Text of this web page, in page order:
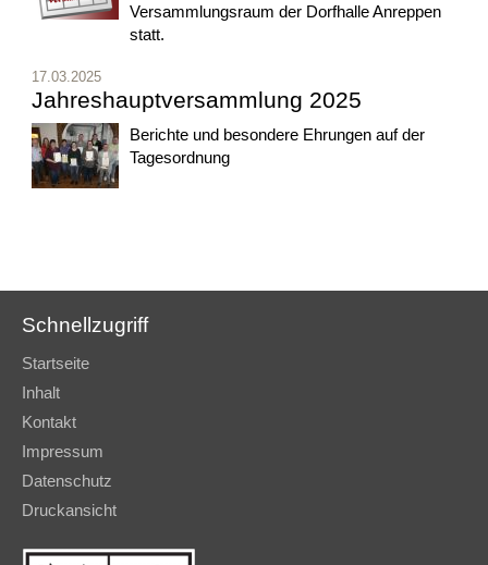
Versammlungsraum der Dorfhalle Anreppen
statt.
17.03.2025
Jahreshauptversammlung 2025
Berichte und besondere Ehrungen auf der
Tagesordnung
Schnellzugriff
Startseite
Inhalt
Kontakt
Impressum
Datenschutz
Druckansicht